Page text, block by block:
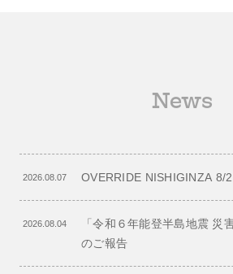
News
2026.08.07 OVERRIDE NISHIGINZA 8/
2026.08.04
「令和６年能登半島地震 災
のご報告